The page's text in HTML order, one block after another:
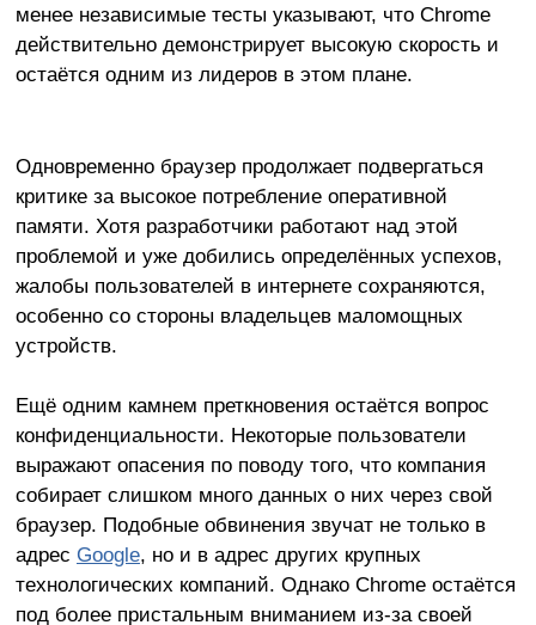
менее независимые тесты указывают, что Chrome
действительно демонстрирует высокую скорость и
остаётся одним из лидеров в этом плане.
Одновременно браузер продолжает подвергаться
критике за высокое потребление оперативной
памяти. Хотя разработчики работают над этой
проблемой и уже добились определённых успехов,
жалобы пользователей в интернете сохраняются,
особенно со стороны владельцев маломощных
устройств.
Ещё одним камнем преткновения остаётся вопрос
конфиденциальности. Некоторые пользователи
выражают опасения по поводу того, что компания
собирает слишком много данных о них через свой
браузер. Подобные обвинения звучат не только в
адрес Google, но и в адрес других крупных
технологических компаний. Однако Chrome остаётся
под более пристальным вниманием из-за своей